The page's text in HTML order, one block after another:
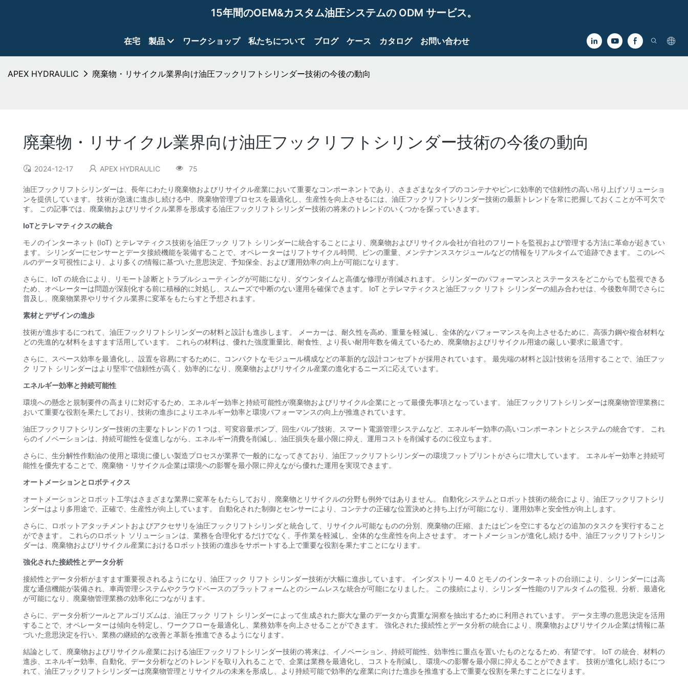
15年間のOEM&カスタム油圧システムの ODM サービス。
在宅 製品 ワークショップ 私たちについて ブログ ケース カタログ お問い合わせ
APEX HYDRAULIC 廃棄物・リサイクル業界向け油圧フックリフトシリンダー技術の今後の動向
廃棄物・リサイクル業界向け油圧フックリフトシリンダー技術の今後の動向
2024-12-17 APEX HYDRAULIC 75
油圧フックリフトシリンダーは、長年にわたり廃棄物およびリサイクル産業において重要なコンポーネントであり、さまざまなタイプのコンテナやビンに効率的で信頼性の高い吊り上げソリューショ
ンを提供しています。 技術が急速に進歩し続ける中、廃棄物管理プロセスを最適化し、生産性を向上させるには、油圧フックリフトシリンダー技術の最新トレンドを常に把握しておくことが不可欠で
す。 この記事では、廃棄物およびリサイクル業界を形成する油圧フックリフトシリンダー技術の将来のトレンドのいくつかを探っていきます。
IoTとテレマティクスの統合
モノのインターネット (IoT) とテレマティクス技術を油圧フック リフト シリンダーに統合することにより、廃棄物およびリサイクル会社が自社のフリートを監視および管理する方法に革命が起きてい
ます。 シリンダーにセンサーとデータ接続機能を装備することで、オペレーターはリフトサイクル時間、ビンの重量、メンテナンススケジュールなどの情報をリアルタイムで追跡できます。 このレベ
ルのデータ可視性により、より多くの情報に基づいた意思決定、予知保全、および運用効率の向上が可能になります。
さらに、IoT の統合により、リモート診断とトラブルシューティングが可能になり、ダウンタイムと高価な修理が削減されます。 シリンダーのパフォーマンスとステータスをどこからでも監視できる
ため、オペレーターは問題が深刻化する前に積極的に対処し、スムーズで中断のない運用を確保できます。 IoT とテレマティクスと油圧フック リフト シリンダーの組み合わせは、今後数年間でさらに
普及し、廃棄物業界やリサイクル業界に変革をもたらすと予想されます。
素材とデザインの進歩
技術が進歩するにつれて、油圧フックリフトシリンダーの材料と設計も進歩します。 メーカーは、耐久性を高め、重量を軽減し、全体的なパフォーマンスを向上させるために、高張力鋼や複合材料な
どの先進的な材料をますます活用しています。 これらの材料は、優れた強度重量比、耐食性、より長い耐用年数を備えているため、廃棄物およびリサイクル用途の厳しい要求に最適です。
さらに、スペース効率を最適化し、設置を容易にするために、コンパクトなモジュール構成などの革新的な設計コンセプトが採用されています。 最先端の材料と設計技術を活用することで、油圧フッ
ク リフト シリンダーはより堅牢で信頼性が高く、効率的になり、廃棄物およびリサイクル産業の進化するニーズに応えています。
エネルギー効率と持続可能性
環境への懸念と規制要件の高まりに対応するため、エネルギー効率と持続可能性が廃棄物およびリサイクル企業にとって最優先事項となっています。 油圧フックリフトシリンダーは廃棄物管理業務に
おいて重要な役割を果たしており、技術の進歩によりエネルギー効率と環境パフォーマンスの向上が推進されています。
油圧フックリフトシリンダー技術の主要なトレンドの 1 つは、可変容量ポンプ、回生バルブ技術、スマート電源管理システムなど、エネルギー効率の高いコンポーネントとシステムの統合です。 これ
らのイノベーションは、持続可能性を促進しながら、エネルギー消費を削減し、油圧損失を最小限に抑え、運用コストを削減するのに役立ちます。
さらに、生分解性作動油の使用と環境に優しい製造プロセスが業界で一般的になってきており、油圧フックリフトシリンダーの環境フットプリントがさらに増大しています。 エネルギー効率と持続可
能性を優先することで、廃棄物・リサイクル企業は環境への影響を最小限に抑えながら優れた運用を実現できます。
オートメーションとロボティクス
オートメーションとロボット工学はさまざまな業界に変革をもたらしており、廃棄物とリサイクルの分野も例外ではありません。 自動化システムとロボット技術の統合により、油圧フックリフトシリ
ンダーはより多用途で、正確で、生産性が向上しています。 自動化された制御とセンサーにより、コンテナの正確な位置決めと持ち上げが可能になり、運用効率と安全性が向上します。
さらに、ロボットアタッチメントおよびアクセサリを油圧フックリフトシリンダと統合して、リサイクル可能なものの分別、廃棄物の圧縮、またはビンを空にするなどの追加のタスクを実行すること
ができます。 これらのロボット ソリューションは、業務を合理化するだけでなく、手作業を軽減し、全体的な生産性を向上させます。 オートメーションが進化し続ける中、油圧フックリフトシリン
ダーは、廃棄物およびリサイクル産業におけるロボット技術の進歩をサポートする上で重要な役割を果たすことになります。
強化された接続性とデータ分析
接続性とデータ分析がますます重要視されるようになり、油圧フック リフト シリンダー技術が大幅に進歩しています。 インダストリー 4.0 とモノのインターネットの台頭により、シリンダーには高
度な通信機能が装備され、車両管理システムやクラウドベースのプラットフォームとのシームレスな統合が可能になりました。 この接続により、シリンダー性能のリアルタイムの監視、分析、最適化
が可能になり、廃棄物管理業務の効率化につながります。
さらに、データ分析ツールとアルゴリズムは、油圧フック リフト シリンダーによって生成された膨大な量のデータから貴重な洞察を抽出するために利用されています。 データ主導の意思決定を活用
することで、オペレーターは傾向を特定し、ワークフローを最適化し、業務効率を向上させることができます。 強化された接続性とデータ分析の統合により、廃棄物およびリサイクル企業は情報に基
づいた意思決定を行い、業務の継続的な改善と革新を推進できるようになります。
結論として、廃棄物およびリサイクル産業における油圧フックリフトシリンダー技術の将来は、イノベーション、持続可能性、効率性に重点を置いたものとなるため、有望です。 IoT の統合、材料の
進歩、エネルギー効率、自動化、データ分析などのトレンドを取り入れることで、企業は業務を最適化し、コストを削減し、環境への影響を最小限に抑えることができます。 技術が進化し続けるにつ
れて、油圧フックリフトシリンダーは廃棄物管理とリサイクルの未来を形成し、より持続可能で効率的な産業に向けた進歩を推進する上で重要な役割を果たすことになります。